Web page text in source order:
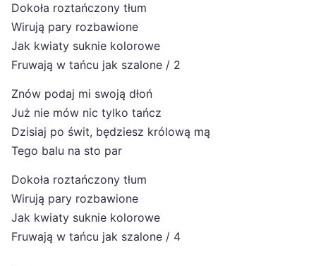
Dokoła roztańczony tłum
Wirują pary rozbawione
Jak kwiaty suknie kolorowe
Fruwają w tańcu jak szalone / 2
Znów podaj mi swoją dłoń
Już nie mów nic tylko tańcz
Dzisiaj po świt, będziesz królową mą
Tego balu na sto par
Dokoła roztańczony tłum
Wirują pary rozbawione
Jak kwiaty suknie kolorowe
Fruwają w tańcu jak szalone / 4